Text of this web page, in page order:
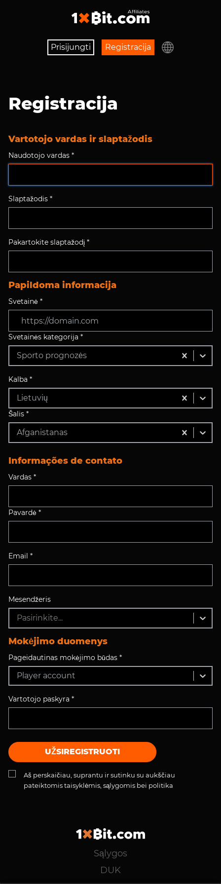
Prisijungti Registracija
Registracija
Vartotojo vardas ir slaptažodis
Naudotojo vardas *
Slaptažodis *
Pakartokite slaptažodį *
Papildoma informacija
Svetainė *
Svetainės kategorija *
Sporto prognozės
Kalba *
Lietuvių
Šalis *
Afganistanas
Informações de contato
Vardas *
Pavardė *
Email *
Mesendžeris
Pasirinkite...
Mokėjimo duomenys
Pageidautinas mokėjimo būdas *
Player account
Vartotojo paskyra *
UŽSIREGISTRUOTI
Aš perskaičiau, suprantu ir sutinku su aukščiau
pateiktomis taisyklėmis, sąlygomis bei politika
Sąlygos
DUK